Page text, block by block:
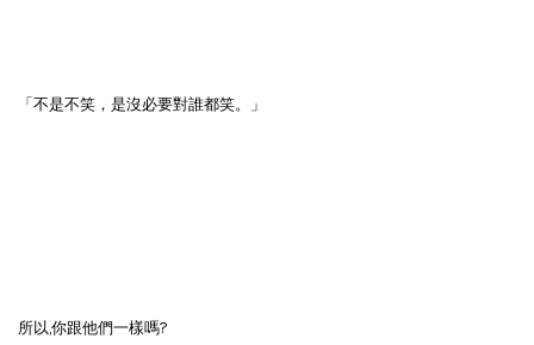
「不是不笑，是沒必要對誰都笑。」
所以,你跟他們一樣嗎?